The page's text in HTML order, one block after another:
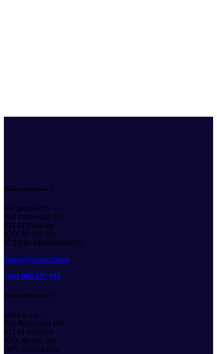
Dane rozliczeniowe 1
TV group s.r.o. —
Pod Párovcami 165
921 01 Piešťany
IČO: 51 403 650
IČ DPH: SK2120684720
contact@webz.digital
+421 902 637 892
Dane rozliczeniowe 2
webz s. r. o. —
Pod Párovcami 165
921 01 Piešťany
IČO: 46 805 265
DIČ: 2023584662